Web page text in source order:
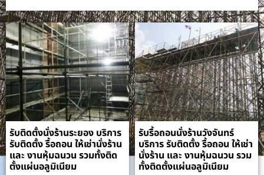
รับติดตั้งนั่งร้านระยอง บริการ
รับติดตั้ง รื้อถอน ให้เช่านั่งร้าน
และ งานหุ้มฉนวน รวมทั้งติด
ตั้งแผ่นอลูมิเนียม
รับรื้อถอนนั่งร้านวังจันทร์
บริการ รับติดตั้ง รื้อถอน ให้เช่า
นั่งร้าน และ งานหุ้มฉนวน รวม
ทั้งติดตั้งแผ่นอลูมิเนียม